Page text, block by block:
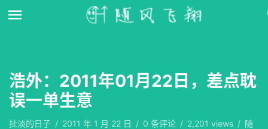
浩外：2011年01月22日，差点耽
误一单生意
扯淡的日子 / 2011 年 1 月 22 日 / 0 条评论 / 2,201 views / 随